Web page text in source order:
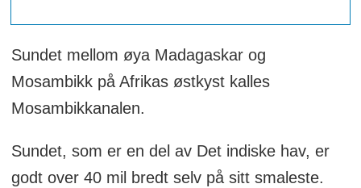
Sundet mellom øya Madagaskar og
Mosambikk på Afrikas østkyst kalles
Mosambikkanalen.
Sundet, som er en del av Det indiske hav, er
godt over 40 mil bredt selv på sitt smaleste.